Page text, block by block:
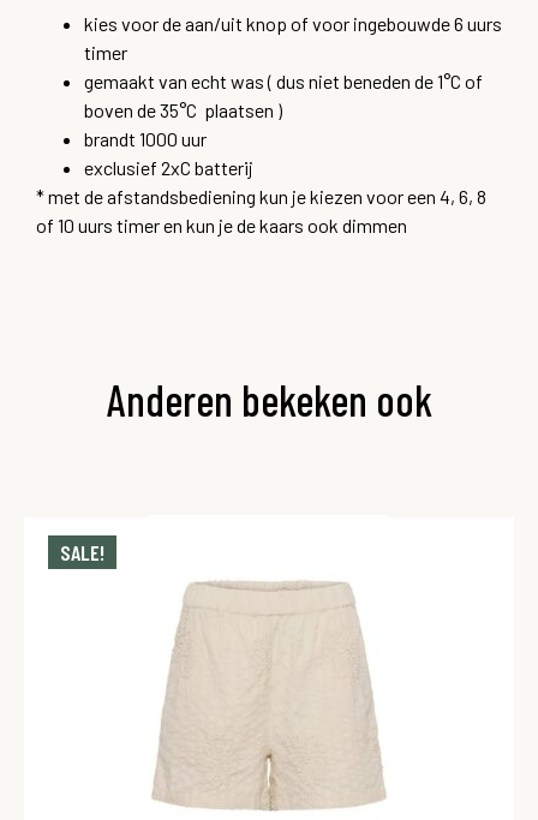
kies voor de aan/uit knop of voor ingebouwde 6 uurs
timer
gemaakt van echt was ( dus niet beneden de 1°C of
boven de 35°C plaatsen )
brandt 1000 uur
exclusief 2xC batterij
* met de afstandsbediening kun je kiezen voor een 4, 6, 8
of 10 uurs timer en kun je de kaars ook dimmen
Anderen bekeken ook
SALE!